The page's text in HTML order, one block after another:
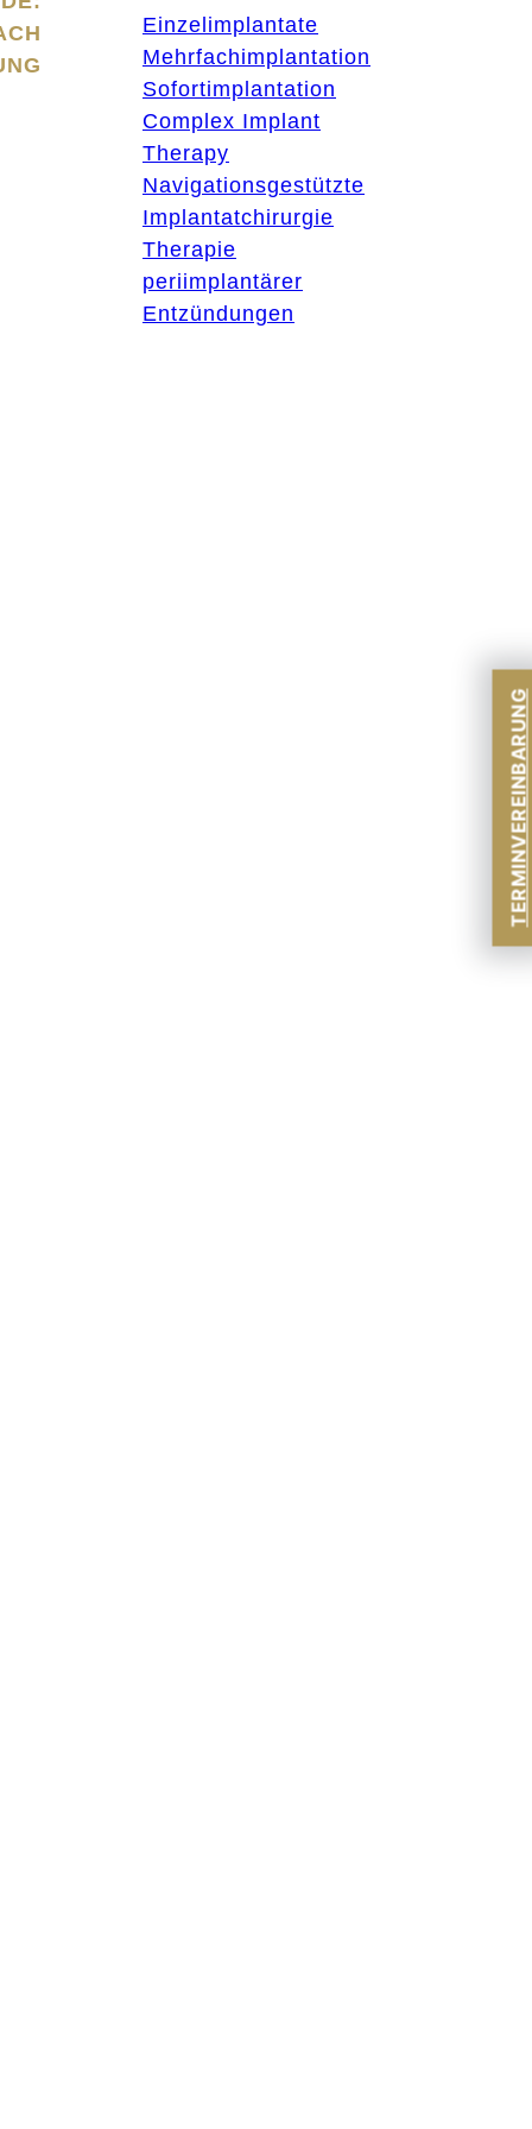
Einzelimplantate
Mehrfachimplantation
Sofortimplantation
Complex Implant
Therapy
Navigationsgestützte
Implantatchirurgie
Therapie
periimplantärer
Entzündungen
TERMINVEREINBARUNG